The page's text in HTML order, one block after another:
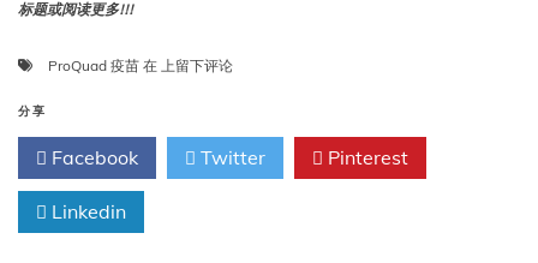
标题或阅读更多!!!
ProQuad 疫苗 在 ProQuad
用
途、
年
上留下评论
分享
Facebook Twitter Pinterest
Linkedin